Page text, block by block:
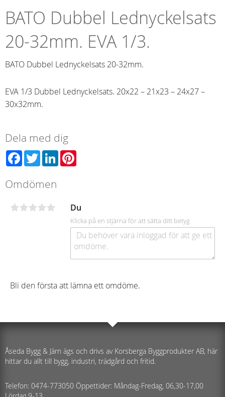
BATO Dubbel Lednyckelsats
20-32mm. EVA 1/3.
BATO Dubbel Lednyckelsats 20-32mm.
EVA 1/3 Dubbel Lednyckelsats. 20x22 – 21x23 – 24x27 –
30x32mm.
Dela med dig
Facebook
TwitterLinkedIn
Omdömen
Du
Klicka på en stjärna för att sätta ditt betyg
Bli den första att lämna ett omdöme.
Åseda Bygg & Järn ägs och drivs av Korsberga Byggprodukter AB, här
hittar du allt till bygg, industri, trädgård och fritid.
Telefon: 0474-773050 Öppettider: Måndag-Fredag, 06,30-17,00